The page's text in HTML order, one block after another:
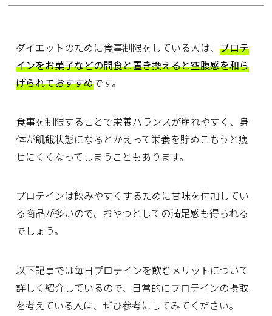
ダイエットのために食事制限をしている人は、プロテ
インをお菓子などの間食と置き換えると空腹感を和ら
げられておすすめです。
食事を制限することで栄養バランスが崩れやすく、身
体が飢餓状態になるとかえって栄養を貯めこもうと痩
せにくくなってしまうこともあります。
プロテインは飲みやすくするために甘味を付加してい
る商品が多いので、おやつとしての満足感も得られる
でしょう。
以下記事では毎日プロテインを飲むメリットについて
詳しく紹介しているので、日常的にプロテインの摂取
を考えている人は、ぜひ参考にしてみてください。